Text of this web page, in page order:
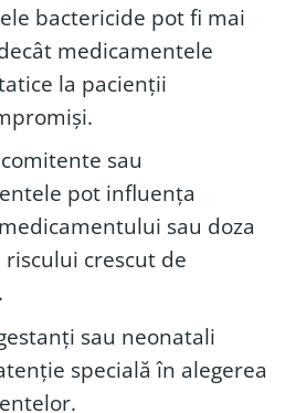
bactericide pot fi mai
medicamentele
la pacienții
sau
pot influența
sau doza
riscului crescut de
sau neonatali
specială în alegerea